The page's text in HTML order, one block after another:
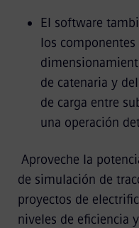
El software
los
de catenaria y
de carga entre
una operación
Aproveche la
de simulación de
proyectos de
niveles de eficiencia